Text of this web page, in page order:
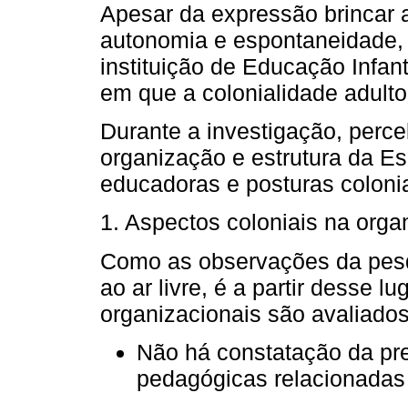
Apesar da expressão brincar
autonomia e
instituição de Educação
em que a colonialidade
Durante a investigação,
organização e estrutura da
educadoras e posturas
1. Aspectos coloniais na
Como as observações da
ao ar livre, é a partir desse
organizacionais são
Não há constatação da
pedagógicas